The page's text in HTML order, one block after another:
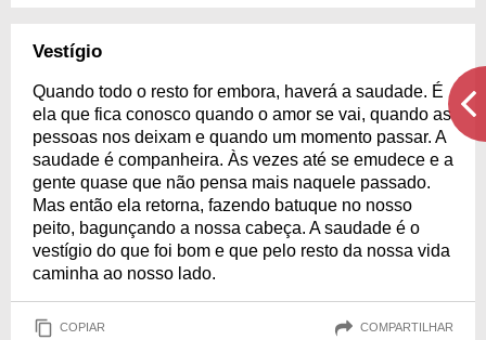
Vestígio
Quando todo o resto for embora, haverá a saudade. É
ela que fica conosco quando o amor se vai, quando as
pessoas nos deixam e quando um momento passar. A
saudade é companheira. Às vezes até se emudece e a
gente quase que não pensa mais naquele passado.
Mas então ela retorna, fazendo batuque no nosso
peito, bagunçando a nossa cabeça. A saudade é o
vestígio do que foi bom e que pelo resto da nossa vida
caminha ao nosso lado.
COPIAR COMPARTILHAR